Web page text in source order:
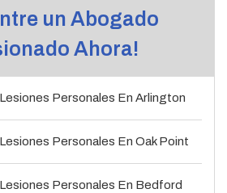
un Abogado
Ahora!
Personales En Arlington
Personales En Oak Point
Personales En Bedford